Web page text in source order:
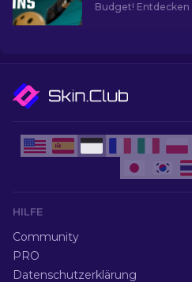
Budget! Entdecken
HILFE
Community
PRO
Datenschutzerklärung